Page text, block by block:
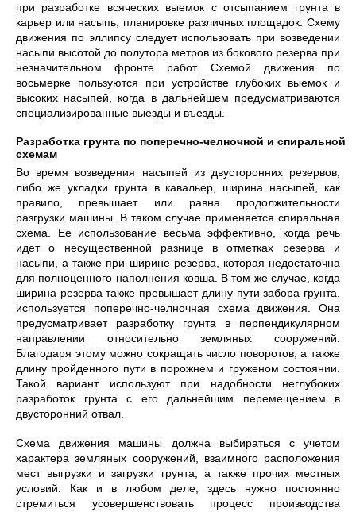
при разработке всяческих выемок с отсыпанием грунта в
карьер или насыпь, планировке различных площадок. Схему
движения по эллипсу следует использовать при возведении
насыпи высотой до полутора метров из бокового резерва при
незначительном фронте работ. Схемой движения по
восьмерке пользуются при устройстве глубоких выемок и
высоких насыпей, когда в дальнейшем предусматриваются
специализированные выезды и въезды.
Разработка грунта по поперечно-челночной и спиральной
схемам
Во время возведения насыпей из двусторонних резервов,
либо же укладки грунта в кавальер, ширина насыпей, как
правило, превышает или равна продолжительности
разгрузки машины. В таком случае применяется спиральная
схема. Ее использование весьма эффективно, когда речь
идет о несущественной разнице в отметках резерва и
насыпи, а также при ширине резерва, которая недостаточна
для полноценного наполнения ковша. В том же случае, когда
ширина резерва также превышает длину пути забора грунта,
используется поперечно-челночная схема движения. Она
предусматривает разработку грунта в перпендикулярном
направлении относительно земляных сооружений.
Благодаря этому можно сокращать число поворотов, а также
длину пройденного пути в порожнем и груженом состоянии.
Такой вариант используют при надобности неглубоких
разработок грунта с его дальнейшим перемещением в
двусторонний отвал.
Схема движения машины должна выбираться с учетом
характера земляных сооружений, взаимного расположения
мест выгрузки и загрузки грунта, а также прочих местных
условий. Как и в любом деле, здесь нужно постоянно
стремиться усовершенствовать процесс производства